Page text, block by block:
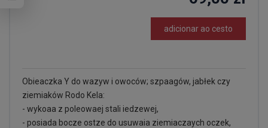
adicionar ao cesto
Obieaczka Y do wazyw i owoców; szpaagów, jabłek czy
ziemiaków Rodo Kela:
- wykoaa z poleowaej stali iedzewej,
- posiada bocze ostze do usuwaia ziemiaczaych oczek,